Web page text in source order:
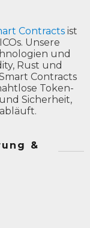
Contracts ist
Unsere
und
Rust und
Contracts
Token-
Sicherheit,
&